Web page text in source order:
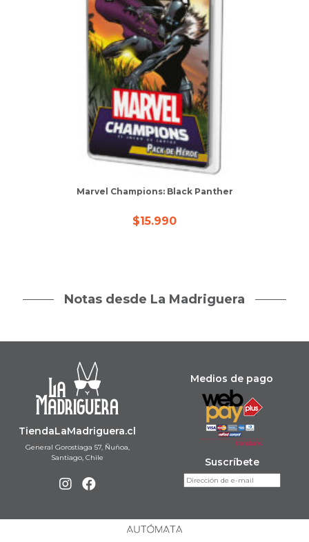
Marvel Champions: Black Panther
$15.990
Notas desde La Madriguera
TiendaLaMadriguera.cl
General Gorostiaga 57, Ñuñoa,
Santiago, Chile
Medios de pago
Suscríbete